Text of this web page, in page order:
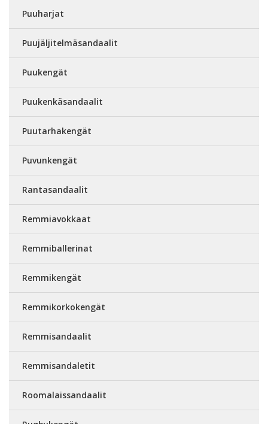
Puuharjat
Puujäljitelmäsandaalit
Puukengät
Puukenkäsandaalit
Puutarhakengät
Puvunkengät
Rantasandaalit
Remmiavokkaat
Remmiballerinat
Remmikengät
Remmikorkokengät
Remmisandaalit
Remmisandaletit
Roomalaissandaalit